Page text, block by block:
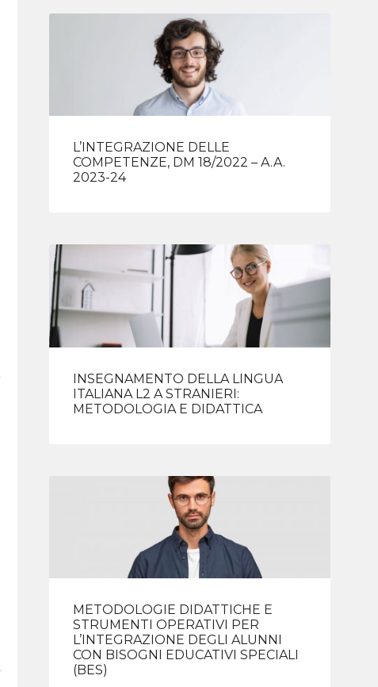
L’INTEGRAZIONE DELLE
COMPETENZE, DM 18/2022 – A.A.
2023-24
INSEGNAMENTO DELLA LINGUA
ITALIANA L2 A STRANIERI:
METODOLOGIA E DIDATTICA
METODOLOGIE DIDATTICHE E
STRUMENTI OPERATIVI PER
L’INTEGRAZIONE DEGLI ALUNNI
CON BISOGNI EDUCATIVI SPECIALI
(BES)